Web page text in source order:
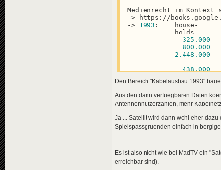
Medienrecht im
-> https://books.google.de/
-> 1993 :    house-
holds
325.000
800.000
2.448 .000
438.000
1.098.000
816.000
http://
-> 1982 2% in Germany
-> 1990 31%
http://www.bpb.de/
->
1990
-> 1995
Den Bereich "Kabelausbau 1993"
Aus den dann verfuegbaren Daten
Antennennutzerzahlen, mehr
Ja ... Satellit wird dann wohl eher
Spielspassgruenden einfach in
Es ist also nicht wie bei MadTV ein
erreichbar sind).